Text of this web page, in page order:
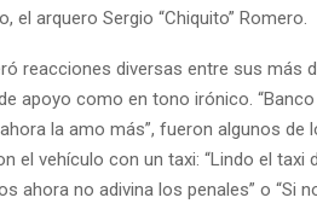
el arquero Sergio “Chiquito” Romero.
reacciones diversas entre sus más
apoyo como en tono irónico. “Banco
la amo más”, fueron algunos
el vehículo con un taxi: “Lindo el taxi
ahora no adivina los penales” o “Si